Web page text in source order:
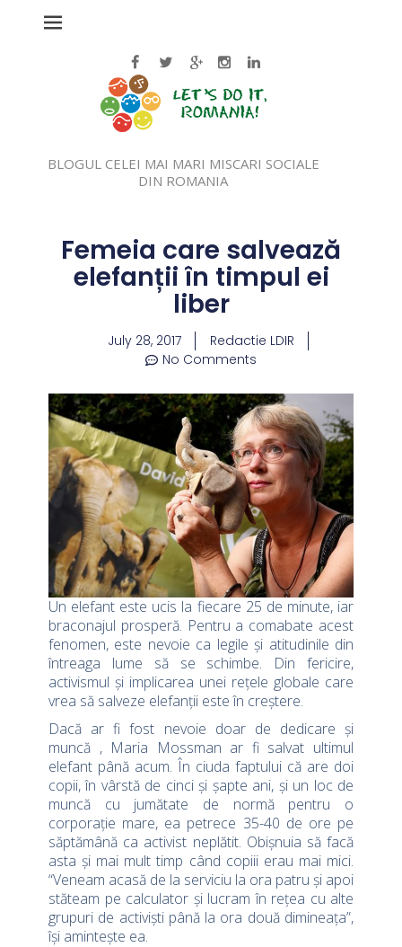
BLOGUL CELEI MAI MARI MISCARI SOCIALE
DIN ROMANIA
Femeia care salvează
elefanții în timpul ei
liber
July 28, 2017
Redactie LDIR
No Comments
Un elefant este ucis la fiecare 25 de minute, iar
braconajul prosperă. Pentru a comabate acest
fenomen, este nevoie ca legile și atitudinile din
întreaga lume să se schimbe. Din fericire,
activismul și implicarea unei rețele globale care
vrea să salveze elefanții este în creștere.
Dacă ar fi fost nevoie doar de dedicare și
muncă , Maria Mossman ar fi salvat ultimul
elefant până acum. În ciuda faptului că are doi
copii, în vârstă de cinci și șapte ani, și un loc de
muncă cu jumătate de normă pentru o
corporație mare, ea petrece 35-40 de ore pe
săptămână ca activist neplătit. Obișnuia să facă
asta și mai mult timp când copiii erau mai mici.
“Veneam acasă de la serviciu la ora patru și apoi
stăteam pe calculator și lucram în rețea cu alte
grupuri de activiști până la ora două dimineața”,
își amintește ea.